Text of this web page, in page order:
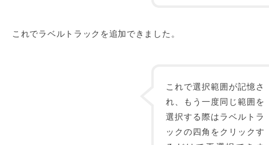
これでラベルトラックを追加できました。
これで選択範囲が記憶さ
れ、もう一度同じ範囲を
選択する際はラベルトラ
ックの四角をクリックす